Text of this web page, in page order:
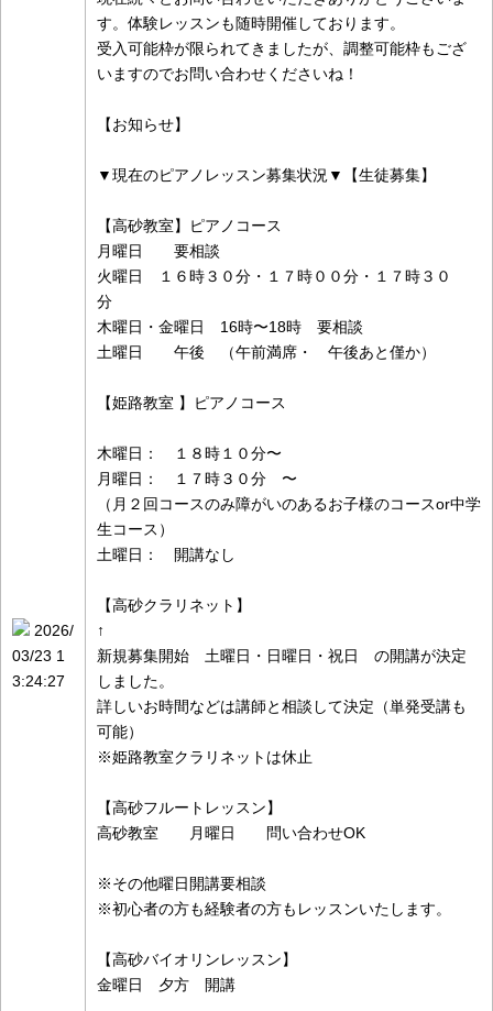
2026/
03/23 1
3:24:27
す。体験レッスンも随時開催しております。
受入可能枠が限られてきましたが、調整可能枠もござ
いますのでお問い合わせくださいね！
【お知らせ】
▼現在のピアノレッスン募集状況▼【生徒募集】
【高砂教室】ピアノコース
月曜日 要相談
火曜日 １６時３０分・１７時００分・１７時３０
分
木曜日・金曜日 16時〜18時 要相談
土曜日 午後 （午前満席・ 午後あと僅か）
【姫路教室 】ピアノコース
木曜日： １８時１０分〜
月曜日： １７時３０分 〜
（月２回コースのみ障がいのあるお子様のコースor中学
生コース）
土曜日： 開講なし
【高砂クラリネット】
↑
新規募集開始 土曜日・日曜日・祝日 の開講が決定
しました。
詳しいお時間などは講師と相談して決定（単発受講も
可能）
※姫路教室クラリネットは休止
【高砂フルートレッスン】
高砂教室 月曜日 問い合わせOK
※その他曜日開講要相談
※初心者の方も経験者の方もレッスンいたします。
【高砂バイオリンレッスン】
金曜日 夕方 開講